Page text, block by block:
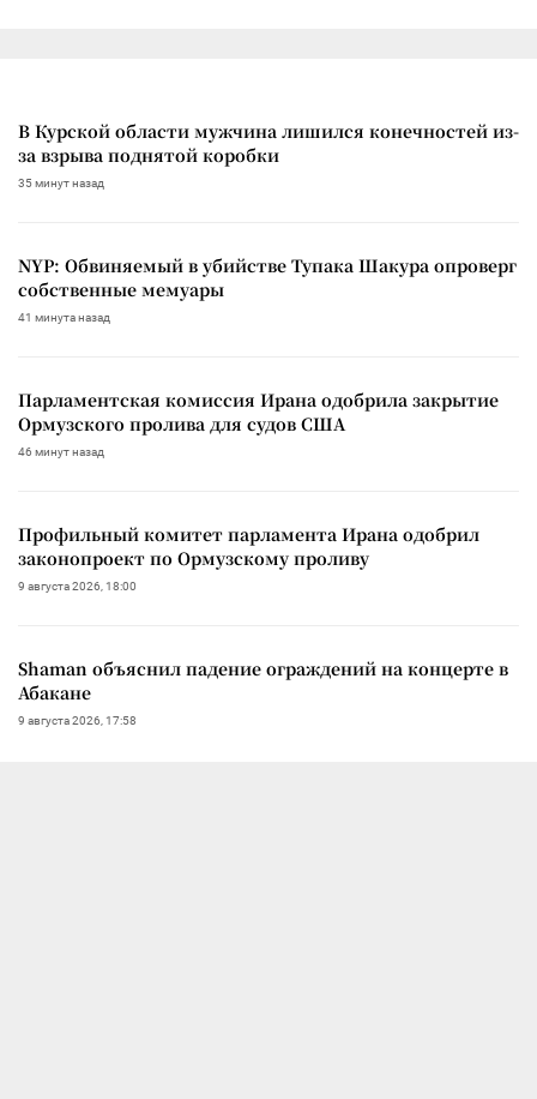
В Курской области мужчина лишился конечностей из-
за взрыва поднятой коробки
35 минут назад
NYP: Обвиняемый в убийстве Тупака Шакура опроверг
собственные мемуары
41 минута назад
Парламентская комиссия Ирана одобрила закрытие
Ормузского пролива для судов США
46 минут назад
Профильный комитет парламента Ирана одобрил
законопроект по Ормузскому проливу
9 августа 2026, 18:00
Shaman объяснил падение ограждений на концерте в
Абакане
9 августа 2026, 17:58